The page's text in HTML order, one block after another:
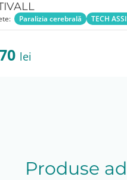
Paralizia cerebrală TECH
lei
Produse